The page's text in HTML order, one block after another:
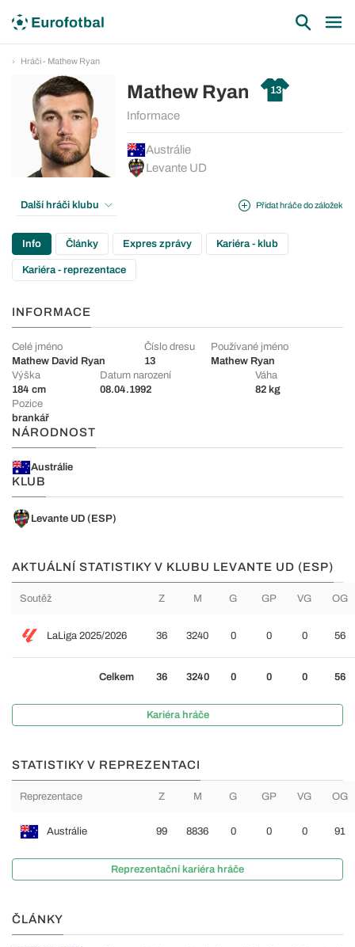
Hráči - Mathew Ryan
Mathew Ryan 13
Informace
Austrálie
Levante UD
Přidat hráče do záložek
Další hráči klubu
Info Články Expres zprávy Kariéra - klub
Kariéra - reprezentace
INFORMACE
Celé jméno
Mathew David Ryan
Číslo dresu
13
Používané jméno
Mathew Ryan
Výška
184 cm
Datum narození
08.04.1992
Váha
82 kg
Pozice
brankář
NÁRODNOST
Austrálie
KLUB
Levante UD (ESP)
AKTUÁLNÍ STATISTIKY V KLUBU LEVANTE UD (ESP)
Soutěž Z M G GP VG OG
LaLiga 2025/2026 36 3240 0 0 0 56
Celkem 36 3240 0 0 0 56
Kariéra hráče
STATISTIKY V REPREZENTACI
Reprezentace Z M G GP VG OG
Austrálie 99 8836 0 0 0 91
Reprezentační kariéra hráče
ČLÁNKY